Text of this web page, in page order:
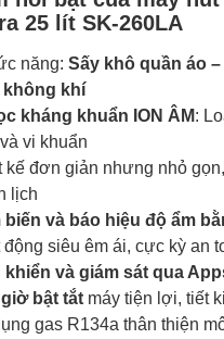
25 lít SK-260LA
năng: Sấy khô quần áo
không khí
kháng khuẩn ION ÂM:
vi khuẩn
kế đơn giản nhưng nhỏ
lịch
biến và báo hiệu độ ẩm
động siêu êm ái, cực kỳ an
và giám sát qua
giờ bật tắt máy tiện lợi, tiết
gas R134a thân thiện